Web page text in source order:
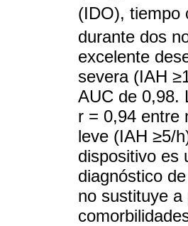
(IDO), tiempo
durante dos
excelente
severa (IAH
AUC de 0,98.
r = 0,94 entre
leve (IAH ≥5/
dispositivo es
diagnóstico
no sustituye